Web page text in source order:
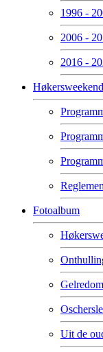
1996 -
2006 -
2016 -
Høkersweekend
Fotoalbum
Uit de